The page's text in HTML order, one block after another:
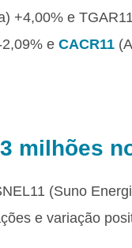
+4,00% e
e CACR11
milhões
(Suno
e variação